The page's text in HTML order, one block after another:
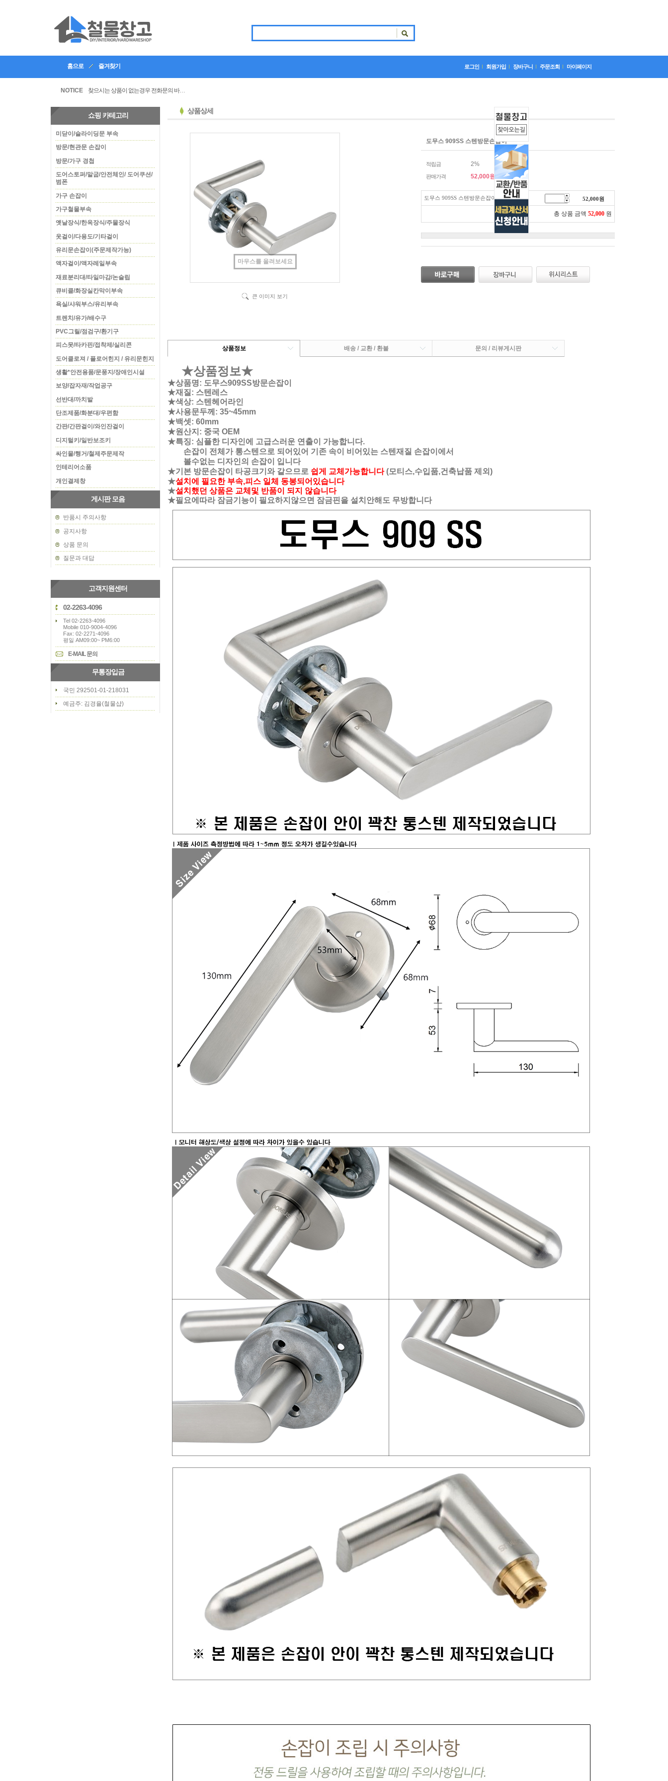
홈으로 즐겨찾기 로그인 회원가입 장바구니 주문조회 마이페이지
NOTICE
찾으시는 상품이 없는경우 전화문의 바랍니다
쇼핑 카테고리
미닫이/슬라이딩문 부속
방문/현관문 손잡이
방문/가구 경첩
도어스토퍼/말굽/안전체인/ 도어쿠션/
범폰
가구 손잡이
가구철물부속
옛날장식/한옥장식/주물장식
옷걸이/다용도/기타걸이
유리문손잡이(주문제작가능)
액자걸이/액자레일부속
재료분리대/타일마감/논슬립
큐비클/화장실칸막이부속
욕실/샤워부스/유리부속
트렌치/유가/배수구
PVC그릴/점검구/환기구
피스못/타카핀/접착제/실리콘
도어클로져 / 플로어힌지 / 유리문힌지
생활*안전용품/문풍지/장애인시설
보양/잡자재/작업공구
선반대/까치발
단조제품/화분대/우편함
간판/간판걸이/와인잔걸이
디지털키/일반보조키
싸인물/행거/철제주문제작
인테리어소품
개인결제창
게시판 모음
반품시 주의사항
공지사항
상품 문의
질문과 대답
고객지원센터
02-2263-4096
Tel 02-2263-4096
Mobile 010-9004-4096
Fax: 02-2271-4096
평일 AM09:00~ PM6:00
E-MAIL 문의
무통장입금
국민 292501-01-218031
예금주: 김경율(철물샵)
상품상세
마우스를 올려보세요
큰 이미지 보기
도무스 909SS 스텐방문손잡이
적립금 2%
판매가격 52,000원
도무스 909SS 스텐방문손잡이 52,000원
총 상품 금액 52,000 원
상품정보 배송 / 교환 / 환불 문의 / 리뷰게시판
★상품정보★
★상품명: 도무스909SS방문손잡이
★재질: 스텐레스
★색상: 스텐헤어라인
★사용문두께: 35~45mm
★백셋: 60mm
★원산지: 중국 OEM
★특징: 심플한 디자인에 고급스러운 연출이 가능합니다.
손잡이 전체가 통스텐으로 되어있어 기존 속이 비어있는 스텐재질 손잡이에서
볼수없는 디자인의 손잡이 입니다
★기본 방문손잡이 타공크기와 같으므로 쉽게 교체가능합니다(모티스,수입품,건축납품 제외)
★설치에 필요한 부속,피스 일체 동봉되어있습니다
★설치했던 상품은 교체및 반품이 되지 않습니다
★필요에따라 잠금기능이 필요하지않으면 잠금핀을 설치안해도 무방합니다